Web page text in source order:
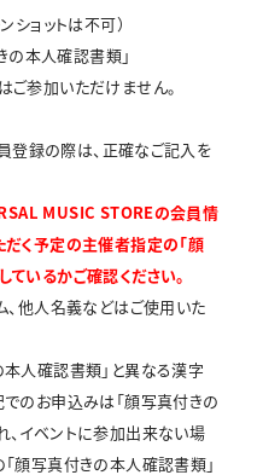
ショットは不可）
の本人確認書類」
参加いただけません。
登録の際は、正確なご記入を
MUSIC STOREの会員情
く予定の主催者指定の「顔
いるかご確認ください。
、他人名義などはご使用いた
人確認書類」と異なる漢字
のお申込みは「顔写真付きの
イベントに参加出来ない場
顔写真付きの本人確認書類」